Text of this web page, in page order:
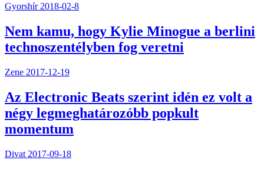
Gyorshír 2018-02-8
Nem kamu, hogy Kylie Minogue a berlini
technoszentélyben fog veretni
Zene 2017-12-19
Az Electronic Beats szerint idén ez volt a
négy legmeghatározóbb popkult
momentum
Divat 2017-09-18